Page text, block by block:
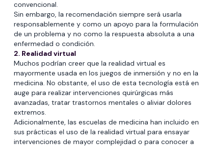
convencional.
Sin embargo, la recomendación siempre será usarla
responsablemente y como un apoyo para la formulación
de un problema y no como la respuesta absoluta a una
enfermedad o condición.
2. Realidad virtual
Muchos podrían creer que la realidad virtual es
mayormente usada en los juegos de inmersión y no en la
medicina. No obstante, el uso de esta tecnología está en
auge para realizar intervenciones quirúrgicas más
avanzadas, tratar trastornos mentales o aliviar dolores
extremos.
Adicionalmente, las escuelas de medicina han incluido en
sus prácticas el uso de la realidad virtual para ensayar
intervenciones de mayor complejidad o para conocer a